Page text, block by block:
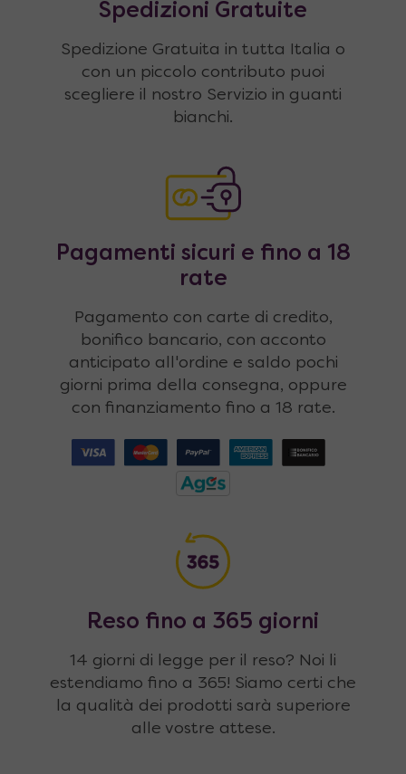
Spedizioni Gratuite
Spedizione Gratuita in tutta Italia o
con un piccolo contributo puoi
scegliere il nostro Servizio in guanti
bianchi.
Pagamenti sicuri e fino a 18
rate
Pagamento con carte di credito,
bonifico bancario, con acconto
anticipato all'ordine e saldo pochi
giorni prima della consegna, oppure
con finanziamento fino a 18 rate.
Reso fino a 365 giorni
14 giorni di legge per il reso? Noi li
estendiamo fino a 365! Siamo certi che
la qualità dei prodotti sarà superiore
alle vostre attese.